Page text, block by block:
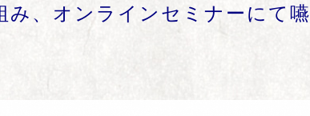
み、オンラインセミナーにて嚥